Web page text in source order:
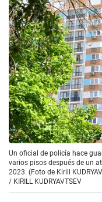
Un oficial de policía hace
varios pisos después de un
2023. (Foto de Kirill
/ KIRILL KUDRYAVTSEV